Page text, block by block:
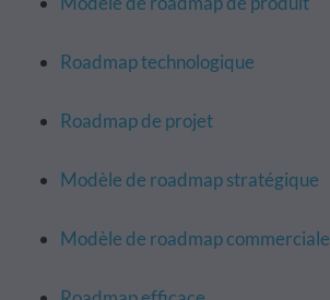
Roadmap technologique
Roadmap de projet
Modèle de roadmap stratégique
Modèle de roadmap commerciale